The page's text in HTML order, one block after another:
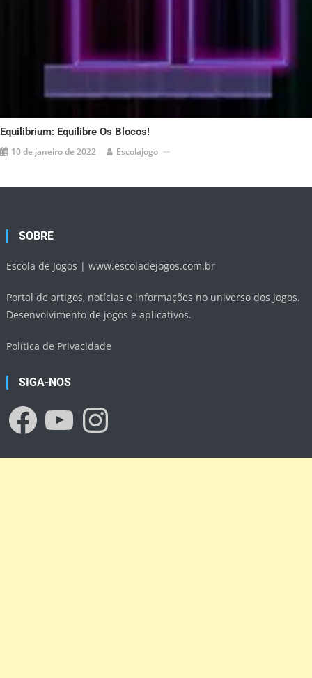
Equilibrium: Equilibre Os Blocos!
10 de janeiro de 2022 Escolajogo
SOBRE
Escola de Jogos |www.escoladejogos.com.br
Portal de artigos, notícias e informações no universo dos jogos.
Desenvolvimento de jogos e aplicativos.
Política de Privacidade
SIGA-NOS